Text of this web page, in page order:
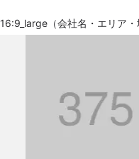
16:9_large（会社名・エリア・